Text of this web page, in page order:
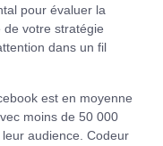
pour évaluer la
votre stratégie
dans un fil
est en moyenne
moins de 50 000
audience. Codeur